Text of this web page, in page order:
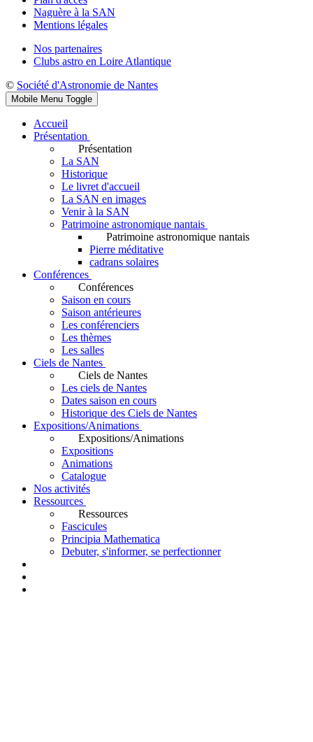
Naguère à la SAN
Mentions légales
Nos partenaires
Clubs astro en Loire Atlantique
© Société d'Astronomie de Nantes
Mobile Menu Toggle
Accueil
Présentation
Présentation
La SAN
Historique
Le livret d'accueil
La SAN en images
Venir à la SAN
Patrimoine astronomique nantais
Patrimoine astronomique nantais
Pierre méditative
cadrans solaires
Conférences
Conférences
Saison en cours
Saison antérieures
Les conférenciers
Les thèmes
Les salles
Ciels de Nantes
Ciels de Nantes
Les ciels de Nantes
Dates saison en cours
Historique des Ciels de Nantes
Expositions/Animations
Expositions/Animations
Expositions
Animations
Catalogue
Nos activités
Ressources
Ressources
Fascicules
Principia Mathematica
Debuter, s'informer, se perfectionner